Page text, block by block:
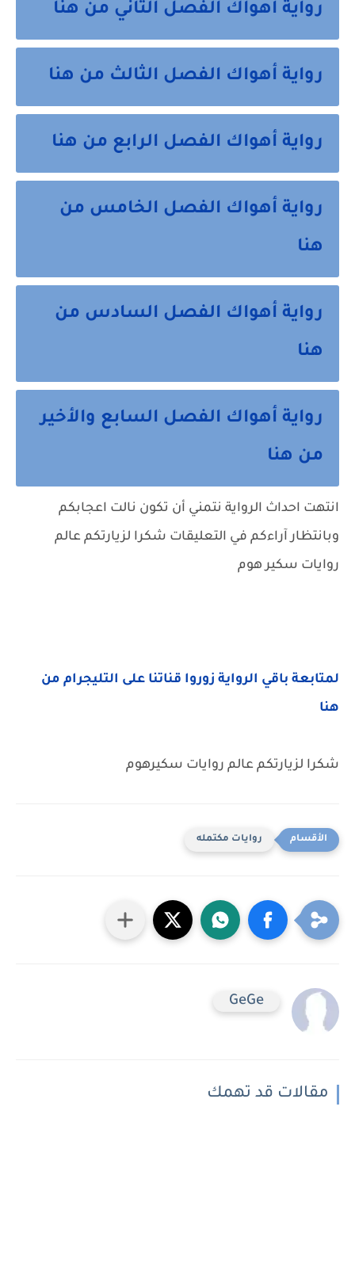
رواية أهواك الفصل الثاني من هنا
رواية أهواك الفصل الثالث من هنا
رواية أهواك الفصل الرابع من هنا
رواية أهواك الفصل الخامس من
هنا
رواية أهواك الفصل السادس من
هنا
رواية أهواك الفصل السابع والأخير
من هنا
انتهت احداث الرواية نتمني أن تكون نالت اعجابكم
وبانتظار آراءكم في التعليقات شكرا لزيارتكم عالم
روايات سكير هوم
لمتابعة باقي الرواية زوروا قناتنا على التليجرام من
هنا
شكرا لزيارتكم عالم روايات سكيرهوم
روايات مكتمله
GeGe
مقالات قد تهمك